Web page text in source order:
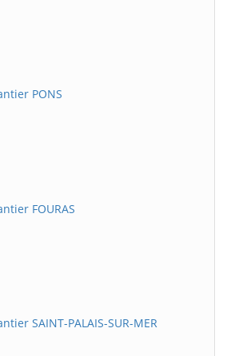
PONS
FOURAS
SAINT-PALAIS-SUR-MER